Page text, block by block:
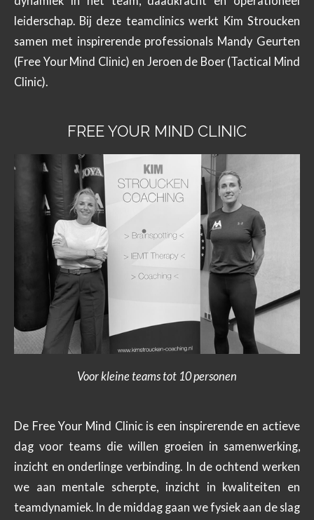
leiderschap. Bij deze teamclinics werkt Kim Stroucken
samen met inspirerende professionals Mandy Geurten
(Free Your Mind Clinic) en Jeroen de Boer (Tactical Mind
Clinic).
FREE YOUR MIND CLINIC
Voor kleine teams tot 10 personen
De Free Your Mind Clinic is een inspirerende en actieve
dag voor teams die willen groeien in samenwerking,
inzicht en onderlinge verbinding. In de ochtend werken
we aan mentale scherpte, inzicht in kwaliteiten en
teamdynamiek. In de middag gaan we fysiek aan de slag